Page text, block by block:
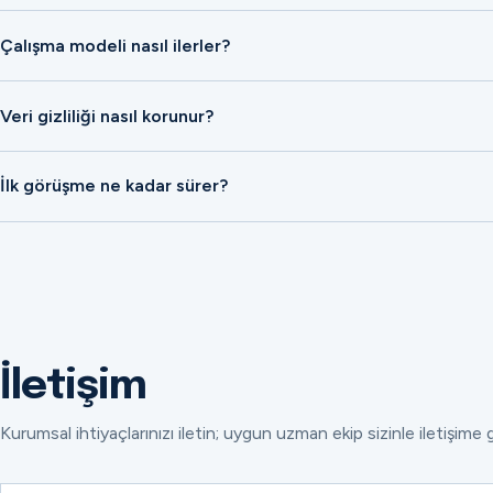
Çalışma modeli nasıl ilerler?
Veri gizliliği nasıl korunur?
İlk görüşme ne kadar sürer?
İletişim
Kurumsal ihtiyaçlarınızı iletin; uygun uzman ekip sizinle iletişime